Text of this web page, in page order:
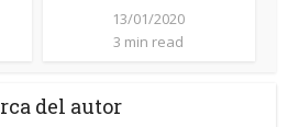
13/01/2020
3 min read
del autor